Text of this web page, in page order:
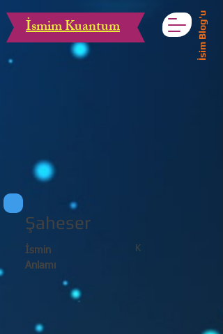
İsmim Kuantum İsim Blog'u
Şaheser
K
İsmin
Anlamı